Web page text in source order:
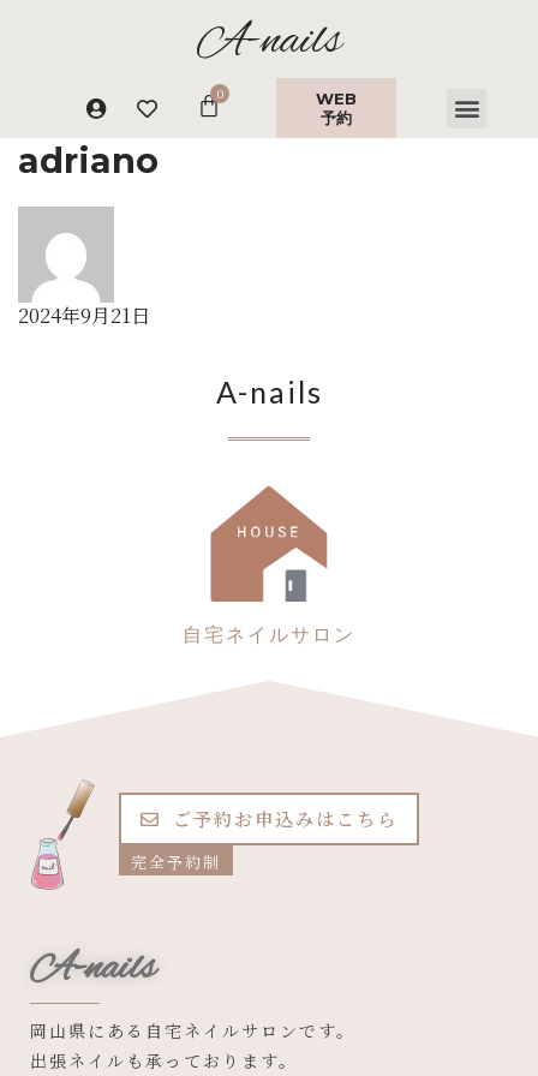
A-nails
WEB
予約
adriano
2024年9月21日
A-nails
自宅ネイルサロン
ご予約お申込みはこちら
完全予約制
A-nails
岡山県にある自宅ネイルサロンです。
出張ネイルも承っております。